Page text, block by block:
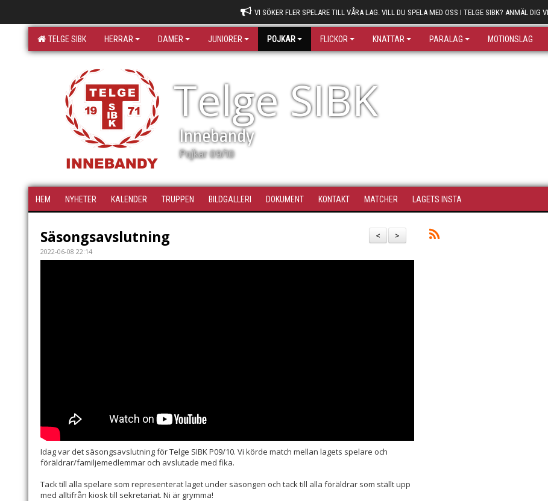
VI SÖKER FLER SPELARE TILL VÅRA LAG. VILL DU SPELA MED OSS I TELGE SIBK? ANMÄL DIG
TELGE SIBK HERRAR DAMER JUNIORER POJKAR FLICKOR KNATTAR PARALAG MOTIONSLAG
Telge SIBK
Innebandy
Pojkar 09/10
HEM NYHETER KALENDER TRUPPEN BILDGALLERI DOKUMENT KONTAKT MATCHER LAGETS INSTA
>
<
Säsongsavslutning
2022-06-08 22:14
Idag var det säsongsavslutning för Telge SIBK P09/10. Vi körde match mellan lagets spelare och
föräldrar/familjemedlemmar och avslutade med fika.
Tack till alla spelare som representerat laget under säsongen och tack till alla föräldrar som ställt upp
med alltifrån kiosk till sekretariat. Ni är grymma!